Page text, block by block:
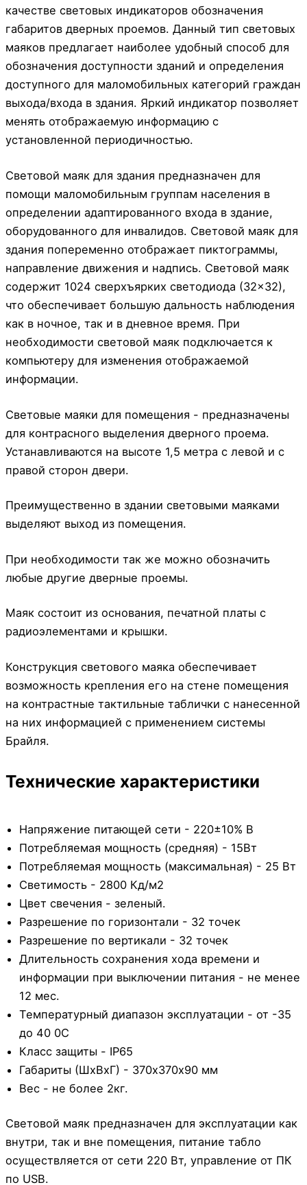
качестве световых индикаторов обозначения
габаритов дверных проемов. Данный тип световых
маяков предлагает наиболее удобный способ для
обозначения доступности зданий и определения
доступного для маломобильных категорий граждан
выхода/входа в здания. Яркий индикатор позволяет
менять отображаемую информацию с
установленной периодичностью.
Световой маяк для здания предназначен для
помощи маломобильным группам населения в
определении адаптированного входа в здание,
оборудованного для инвалидов. Световой маяк для
здания попеременно отображает пиктограммы,
направление движения и надпись. Световой маяк
содержит 1024 сверхъярких светодиода (32×32),
что обеспечивает большую дальность наблюдения
как в ночное, так и в дневное время. При
необходимости световой маяк подключается к
компьютеру для изменения отображаемой
информации.
Световые маяки для помещения - предназначены
для контрасного выделения дверного проема.
Устанавливаются на высоте 1,5 метра с левой и с
правой сторон двери.
Преимущественно в здании световыми маяками
выделяют выход из помещения.
При необходимости так же можно обозначить
любые другие дверные проемы.
Маяк состоит из основания, печатной платы с
радиоэлементами и крышки.
Конструкция светового маяка обеспечивает
возможность крепления его на стене помещения
на контрастные тактильные таблички с нанесенной
на них информацией с применением системы
Брайля.
Технические характеристики
Напряжение питающей сети - 220±10% В
Потребляемая мощность (средняя) - 15Вт
Потребляемая мощность (максимальная) - 25 Вт
Светимость - 2800 Кд/м2
Цвет свечения - зеленый.
Разрешение по горизонтали - 32 точек
Разрешение по вертикали - 32 точек
Длительность сохранения хода времени и
информации при выключении питания - не менее
12 мес.
Температурный диапазон эксплуатации - от -35
до 40 0С
Класс защиты - IP65
Габариты (ШхВхГ) - 370х370х90 мм
Вес - не более 2кг.
Световой маяк предназначен для эксплуатации как
внутри, так и вне помещения, питание табло
осуществляется от сети 220 Вт, управление от ПК
по USB.